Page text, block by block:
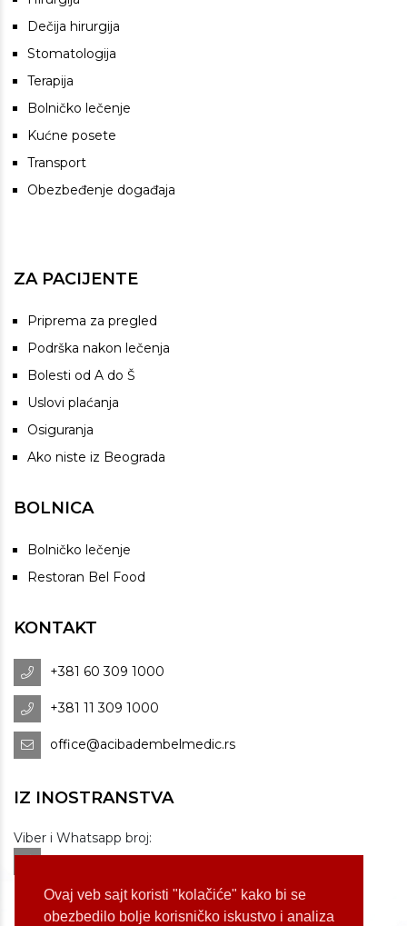
Ovaj veb sajt koristi "kolačiće" kako bi se
obezbedilo bolje korisničko iskustvo i analiza
Dečija hirurgija
Stomatologija
Terapija
Bolničko lečenje
Kućne posete
Transport
Obezbeđenje događaja
ZA PACIJENTE
Priprema za pregled
Podrška nakon lečenja
Bolesti od A do Š
Uslovi plaćanja
Osiguranja
Ako niste iz Beograda
BOLNICA
Bolničko lečenje
Restoran Bel Food
KONTAKT
+381 60 309 1000
+381 11 309 1000
office@acibadembelmedic.rs
IZ INOSTRANSTVA
Viber i Whatsapp broj:
+381 60 309 1070
Dostupnost: od 07 do 22h